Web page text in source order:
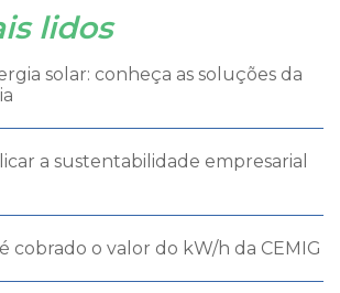
lidos
solar: conheça as soluções da
a sustentabilidade empresarial
cobrado o valor do kW/h da CEMIG